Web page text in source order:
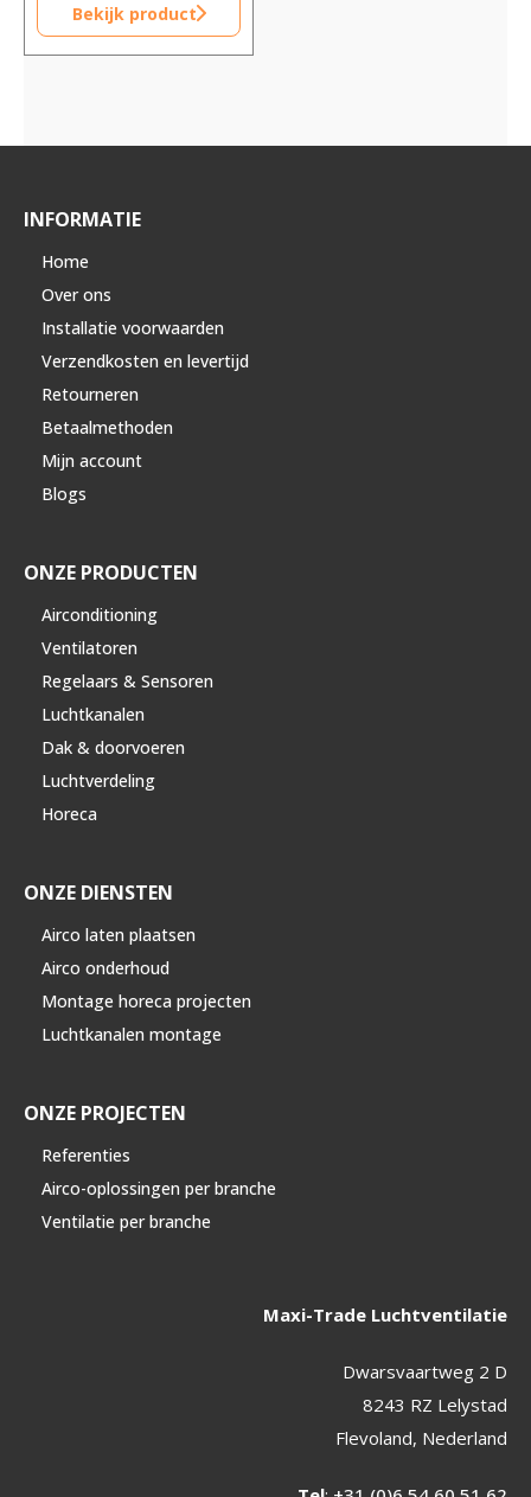
Bekijk product
INFORMATIE
Home
Over ons
Installatie voorwaarden
Verzendkosten en levertijd
Retourneren
Betaalmethoden
Mijn account
Blogs
ONZE PRODUCTEN
Airconditioning
Ventilatoren
Regelaars & Sensoren
Luchtkanalen
Dak & doorvoeren
Luchtverdeling
Horeca
ONZE DIENSTEN
Airco laten plaatsen
Airco onderhoud
Montage horeca projecten
Luchtkanalen montage
ONZE PROJECTEN
Referenties
Airco-oplossingen per branche
Ventilatie per branche
Maxi-Trade Luchtventilatie
Dwarsvaartweg 2 D
8243 RZ Lelystad
Flevoland, Nederland